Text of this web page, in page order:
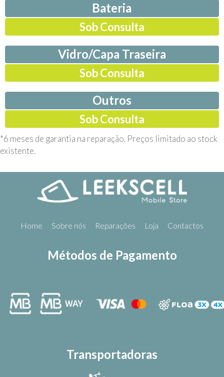
Bateria
Sob Consulta
Vidro/Capa Traseira
Sob Consulta
Outros
Sob Consulta
*6 meses de garantia na reparação. Preços limitado ao stock
existente.
Home Sobre nós Reparações Loja Contactos
Métodos de Pagamento
Transportadoras